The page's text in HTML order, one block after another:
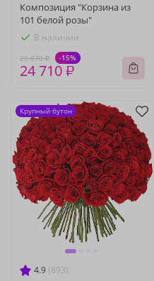
Композиция "Корзина из
101 белой розы"
В наличии
29 070 ₽ -15%
24 710 ₽
4.9 (893)
Крупный бутон